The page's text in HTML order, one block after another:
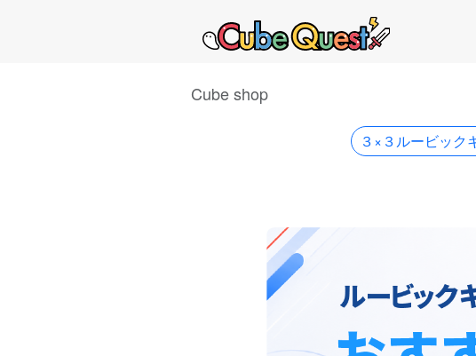
Cube shop
３×３ルービック